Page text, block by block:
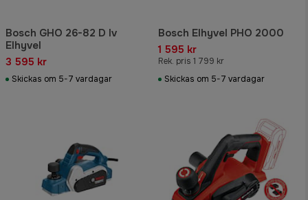
Bosch GHO 26-82 D Iv
Elhyvel
3 595 kr
Skickas om 5-7 vardagar
Bosch Elhyvel PHO 2000
1 595 kr
Rek. pris 1 799 kr
Skickas om 5-7 vardagar